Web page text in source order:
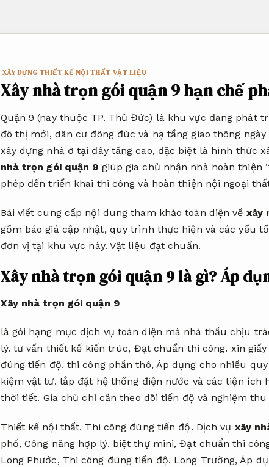
XÂY DỰNG THIẾT KẾ NỘI THẤT VẬT LIỆU
Xây nhà trọn gói quận 9 hạn chế
Quận 9 (nay thuộc TP. Thủ Đức) là khu vực đang phát
đô thị mới, dân cư đông đúc và hạ tầng giao thông
xây dựng nhà ở tại đây tăng cao, đặc biệt là hình thức
nhà trọn gói quận 9 giúp gia chủ nhận nhà hoàn thiện
phép đến triển khai thi công và hoàn thiện nội ngoại
Bài viết cung cấp nội dung tham khảo toàn diện về xây
gồm báo giá cập nhật, quy trình thực hiện và các yếu
đơn vị tại khu vực này. Vật liệu đạt chuẩn.
Xây nhà trọn gói quận 9 là gì?Áp
Xây nhà trọn gói quận 9
là gói hạng mục dịch vụ toàn diện mà nhà thầu chịu
lý. tư vấn thiết kế kiến trúc, Đạt chuẩn thi công. xin
đúng tiến độ. thi công phần thô, Áp dụng cho nhiều
kiệm vật tư. lắp đặt hệ thống điện nước và các tiện ích
thời tiết. Gia chủ chỉ cần theo dõi tiến độ và nghiệm
Thiết kế nội thất. Thi công đúng tiến độ. Dịch vụ xây
phố, Công năng hợp lý. biệt thự mini,Đạt chuẩn thi
Long Phước, Thi công đúng tiến độ. Long Trường,Áp